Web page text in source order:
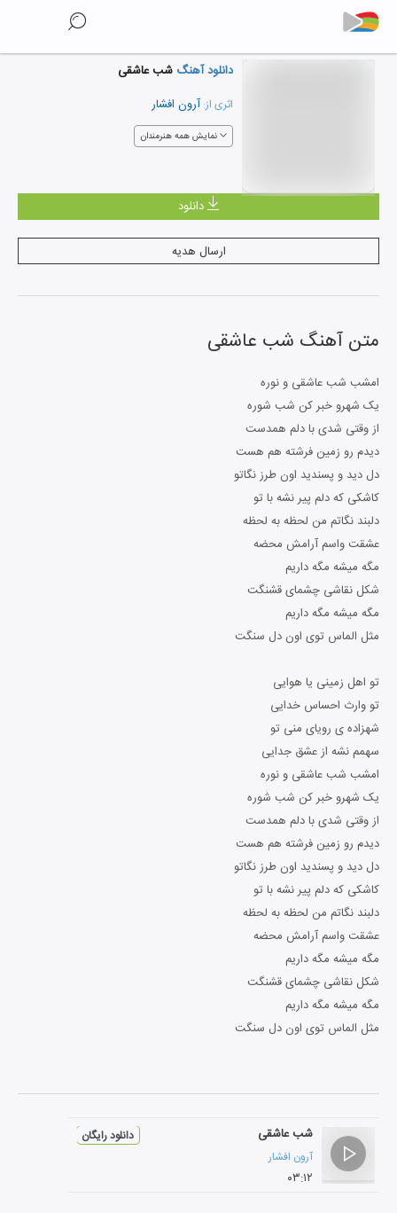
دانلود آهنگ شب عاشقی
اثری از: آرون افشار
نمایش همه هنرمندان
دانلود
ارسال هدیه
متن آهنگ شب عاشقی
امشب شب عاشقی و نوره
یک شهرو خبر کن شب شوره
از وقتی شدی با دلم همدست
دیدم رو‌ زمین فرشته هم هست
دل دید و پسندید اون طرز نگاتو
کاشکی که دلم پیر نشه با تو
دلبند نگاتم من لحظه به لحظه
عشقت واسم آرامش محضه
مگه میشه مگه داریم
شکل نقاشی چشمای قشنگت
مگه میشه مگه داریم
مثل الماس توی اون دل سنگت
تو اهل زمینی یا هوایی
تو وارث احساس خدایی
شهزاده ی رویای منی تو
سهمم نشه از عشق جدایی
امشب شب عاشقی و نوره
یک شهرو خبر کن شب شوره
از وقتی شدی با دلم همدست
دیدم رو‌ زمین فرشته هم هست
دل دید و پسندید اون طرز نگاتو
کاشکی که دلم پیر نشه با تو
دلبند نگاتم من لحظه به لحظه
عشقت واسم آرامش محضه
مگه میشه مگه داریم
شکل نقاشی چشمای قشنگت
مگه میشه مگه داریم
مثل الماس توی اون دل سنگت
شب عاشقی
آرون افشار
۰۳:۱۲
دانلود رایگان